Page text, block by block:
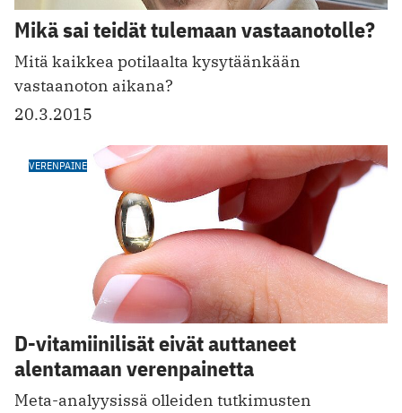
Mikä sai teidät tulemaan vastaanotolle?
Mitä kaikkea potilaalta kysytäänkään
vastaanoton aikana?
20.3.2015
VERENPAINE
D-vitamiinilisät eivät auttaneet
alentamaan verenpainetta
Meta-analyysissä olleiden tutkimusten